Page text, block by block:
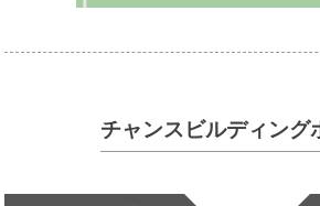
チャンスビルディング